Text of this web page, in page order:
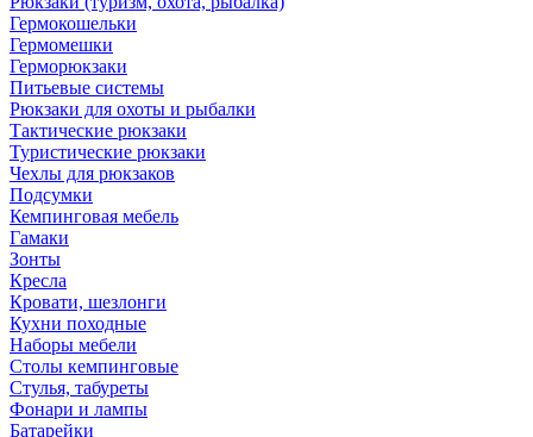
Гермокошельки
Гермомешки
Герморюкзаки
Питьевые системы
Рюкзаки для охоты и рыбалки
Тактические рюкзаки
Туристические рюкзаки
Чехлы для рюкзаков
Подсумки
Кемпинговая мебель
Гамаки
Зонты
Кресла
Кровати, шезлонги
Кухни походные
Наборы мебели
Столы кемпинговые
Стулья, табуреты
Фонари и лампы
Батарейки